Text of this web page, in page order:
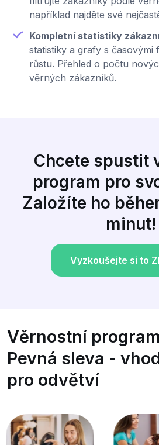
například najděte své
Kompletní statistiky
statistiky a grafy s časovými
růstu. Přehled o počtu
věrných zákazníků.
Chcete spustit
program pro
Založíte ho
minut!
Vyzkoušejte si to
Věrnostní program
Pevná sleva -
pro odvětví